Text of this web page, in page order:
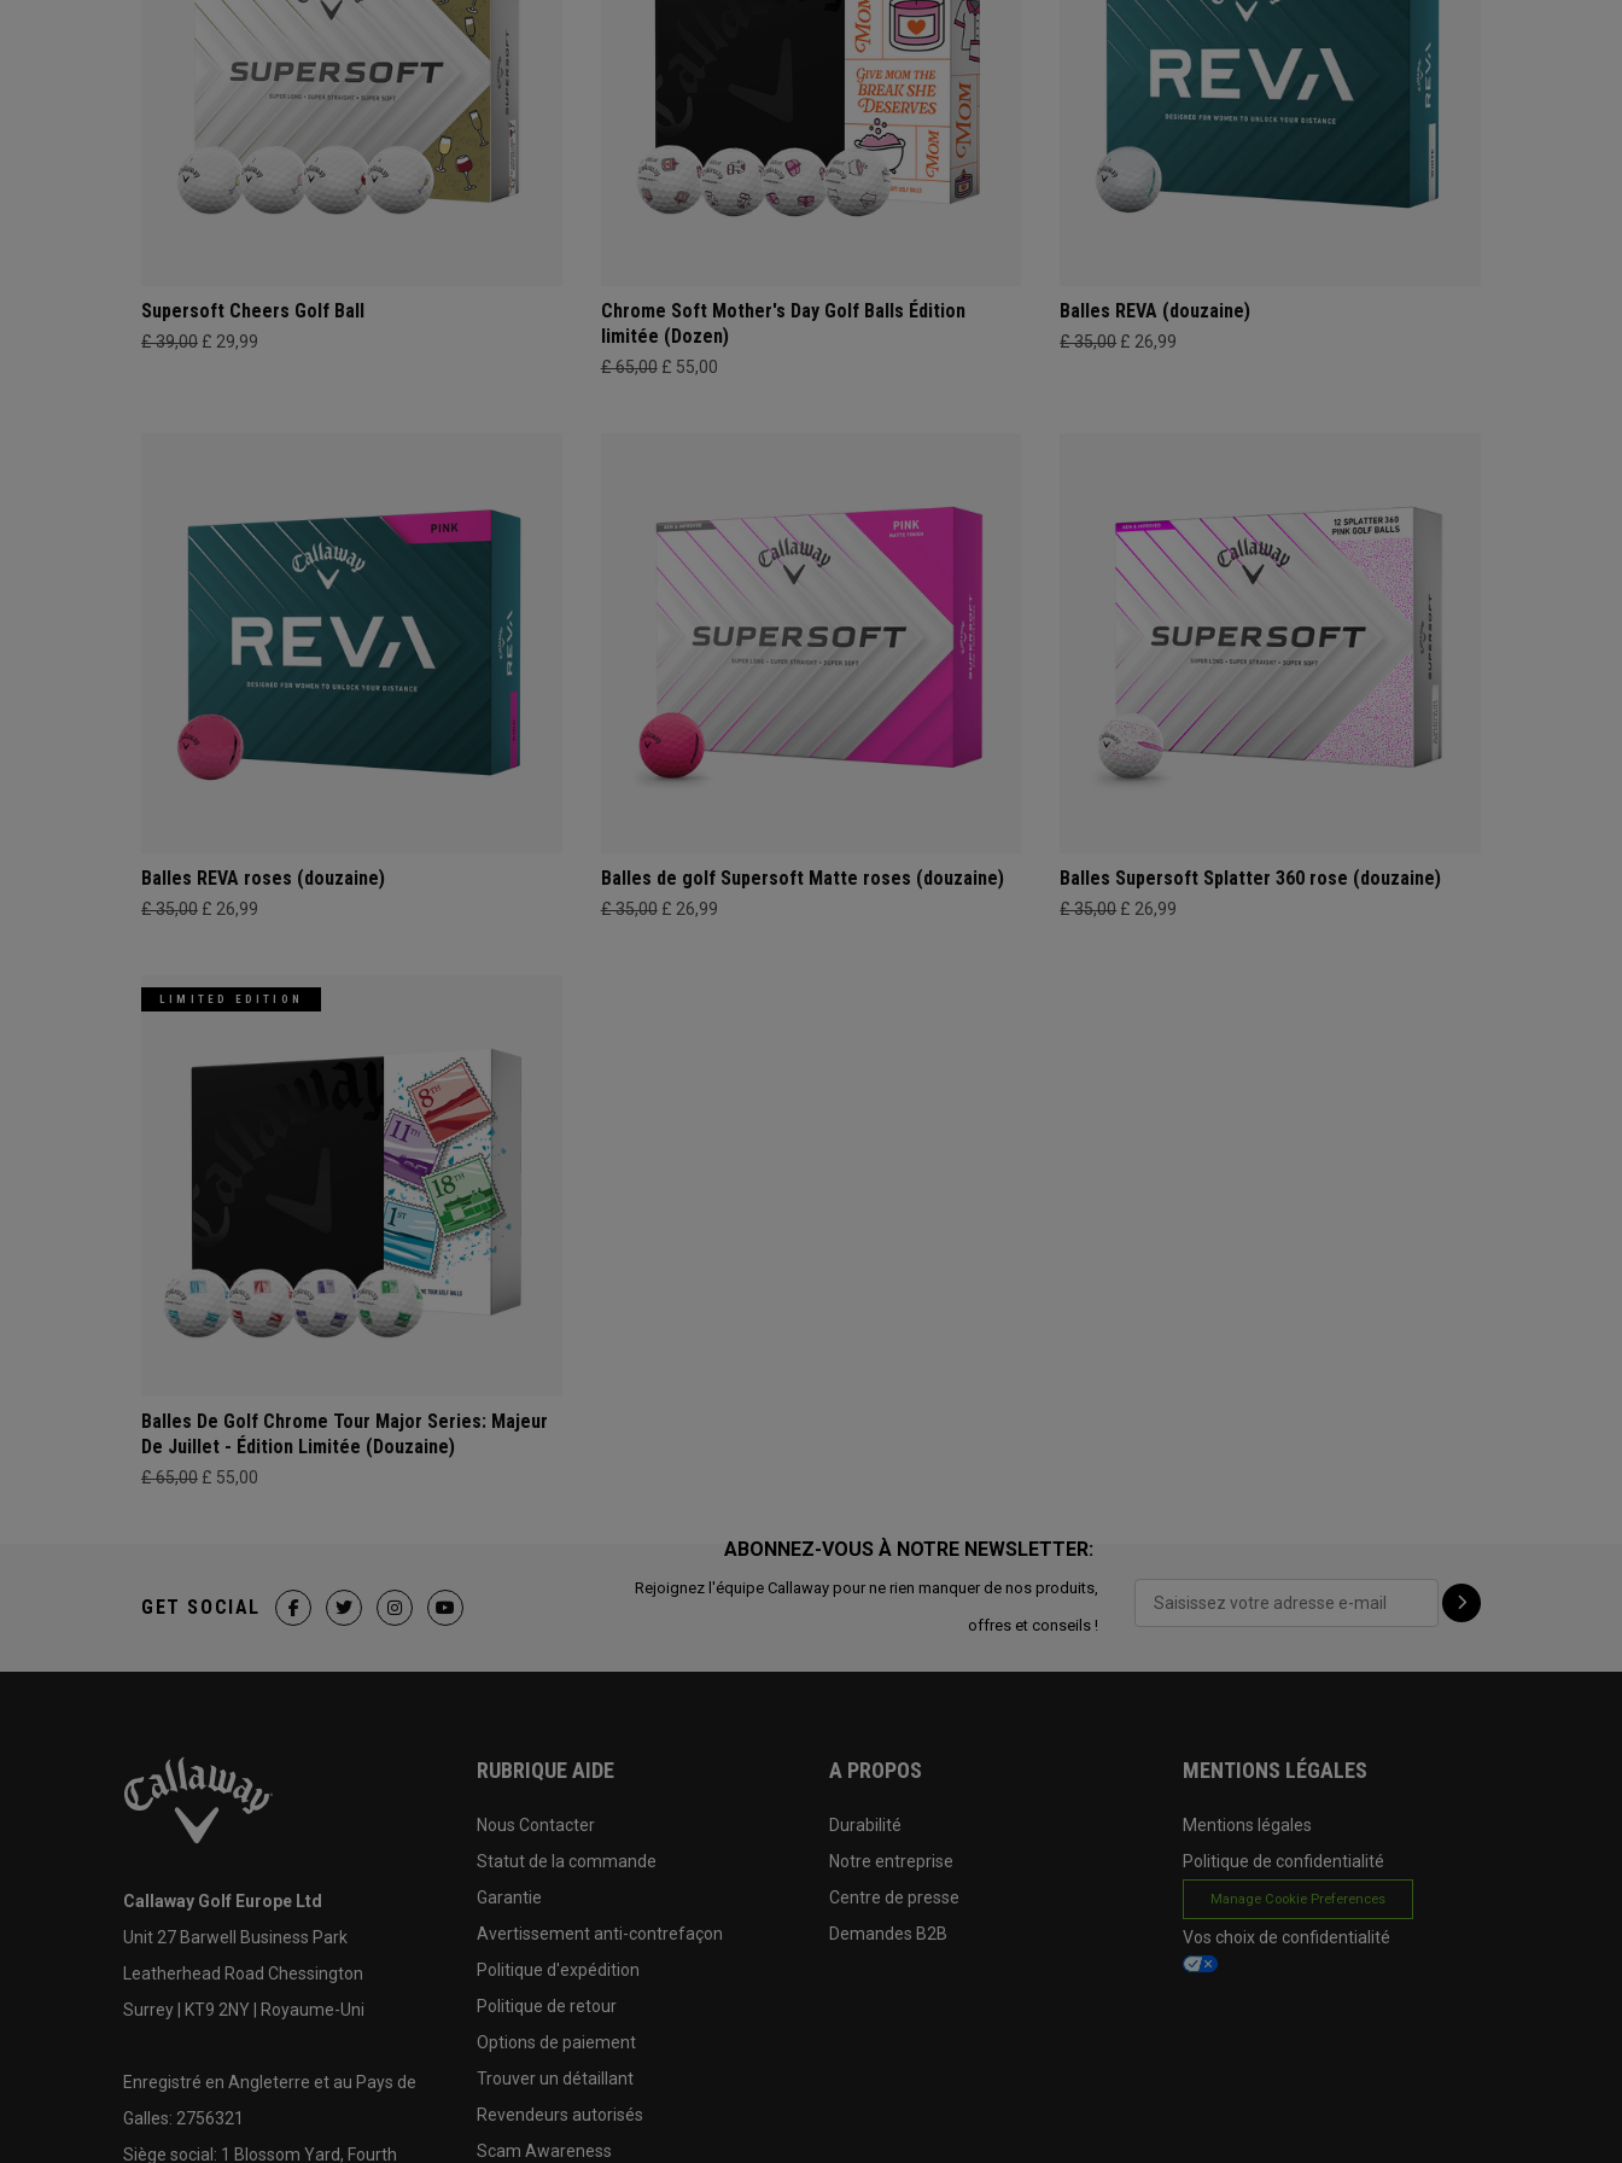
Supersoft Cheers Golf Ball
£ 39,00 £ 29,99
Chrome Soft Mother's Day Golf Balls Édition
limitée (Dozen)
£ 65,00 £ 55,00
Balles REVA (douzaine)
£ 35,00 £ 26,99
Balles REVA roses (douzaine)
£ 35,00 £ 26,99
Balles de golf Supersoft Matte roses (douzaine)
£ 35,00 £ 26,99
Balles Supersoft Splatter 360 rose (douzaine)
£ 35,00 £ 26,99
LIMITED EDITION
Balles De Golf Chrome Tour Major Series: Majeur
De Juillet - Édition Limitée (Douzaine)
£ 65,00 £ 55,00
ABONNEZ-VOUS À NOTRE NEWSLETTER:
Rejoignez l'équipe Callaway pour ne rien manquer de nos produits,
offres et conseils !
GET SOCIAL
Callaway Golf Europe Ltd
Unit 27 Barwell Business Park
Leatherhead Road Chessington
Surrey | KT9 2NY | Royaume-Uni
Enregistré en Angleterre et au Pays de
Galles: 2756321
Siège social: 1 Blossom Yard, Fourth
RUBRIQUE AIDE
Nous Contacter
Statut de la commande
Garantie
Avertissement anti-contrefaçon
Politique d'expédition
Politique de retour
Options de paiement
Trouver un détaillant
Revendeurs autorisés
Scam Awareness
A PROPOS
Durabilité
Notre entreprise
Centre de presse
Demandes B2B
MENTIONS LÉGALES
Mentions légales
Politique de confidentialité
Manage Cookie Preferences
Vos choix de confidentialité